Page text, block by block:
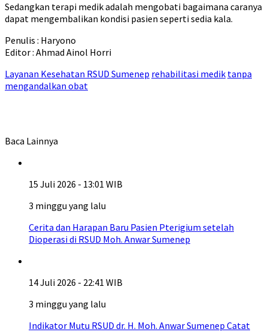
Sedangkan terapi medik adalah mengobati bagaimana caranya
dapat mengembalikan kondisi pasien seperti sedia kala.
Penulis : Haryono
Editor : Ahmad Ainol Horri
Layanan Kesehatan RSUD Sumenep rehabilitasi medik tanpa
mengandalkan obat
Baca Lainnya
15 Juli 2026 - 13:01 WIB
3 minggu yang lalu
Cerita dan Harapan Baru Pasien Pterigium setelah
Dioperasi di RSUD Moh. Anwar Sumenep
14 Juli 2026 - 22:41 WIB
3 minggu yang lalu
Indikator Mutu RSUD dr. H. Moh. Anwar Sumenep Catat